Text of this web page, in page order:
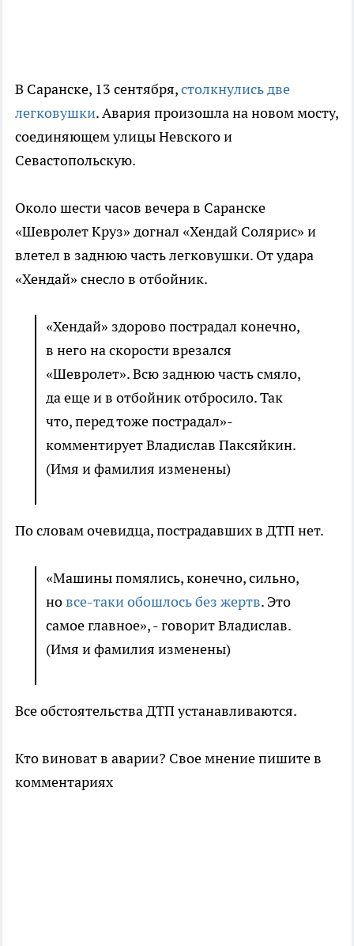
В Саранске, 13 сентября,столкнулись две
легковушки. Авария произошла на новом мосту,
соединяющем улицы Невского и
Севастопольскую.
Около шести часов вечера в Саранске
«Шевролет Круз» догнал «Хендай Солярис» и
влетел в заднюю часть легковушки. От удара
«Хендай» снесло в отбойник.
«Хендай» здорово пострадал конечно,
в него на скорости врезался
«Шевролет». Всю заднюю часть смяло,
да еще и в отбойник отбросило. Так
что, перед тоже пострадал»-
комментирует Владислав Паксяйкин.
(Имя и фамилия изменены)
По словам очевидца, пострадавших в ДТП нет.
«Машины помялись, конечно, сильно,
новсе-таки обошлось без жертв. Это
самое главное», - говорит Владислав.
(Имя и фамилия изменены)
Все обстоятельства ДТП устанавливаются.
Кто виноват в аварии? Свое мнение пишите в
комментариях